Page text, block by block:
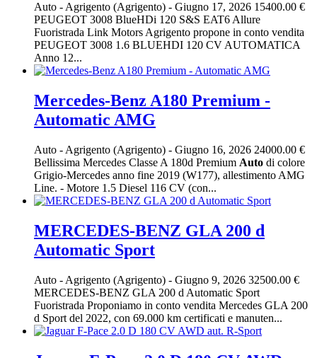
Auto - Agrigento (Agrigento) - Giugno 17, 2026 15400.00 €
PEUGEOT 3008 BlueHDi 120 S&S EAT6 Allure
Fuoristrada Link Motors Agrigento propone in conto vendita
PEUGEOT 3008 1.6 BLUEHDI 120 CV AUTOMATICA
Anno 12...
Mercedes-Benz A180 Premium -
Automatic AMG
Auto - Agrigento (Agrigento) - Giugno 16, 2026 24000.00 €
Bellissima Mercedes Classe A 180d Premium Auto di colore
Grigio-Mercedes anno fine 2019 (W177), allestimento AMG
Line. - Motore 1.5 Diesel 116 CV (con...
MERCEDES-BENZ GLA 200 d
Automatic Sport
Auto - Agrigento (Agrigento) - Giugno 9, 2026 32500.00 €
MERCEDES-BENZ GLA 200 d Automatic Sport
Fuoristrada Proponiamo in conto vendita Mercedes GLA 200
d Sport del 2022, con 69.000 km certificati e manuten...